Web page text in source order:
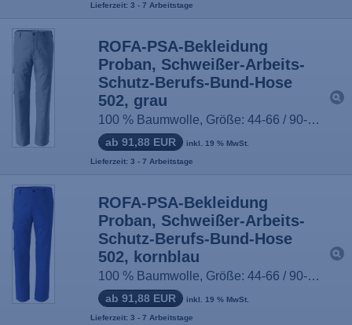
Lieferzeit: 3 - 7 Arbeitstage
ROFA-PSA-Bekleidung
Proban, Schweißer-Arbeits-
Schutz-Berufs-Bund-Hose
502, grau
100 % Baumwolle, Größe: 44-66 / 90-114
ab 91,88 EUR inkl. 19 % MwSt.
Lieferzeit: 3 - 7 Arbeitstage
ROFA-PSA-Bekleidung
Proban, Schweißer-Arbeits-
Schutz-Berufs-Bund-Hose
502, kornblau
100 % Baumwolle, Größe: 44-66 / 90-114
ab 91,88 EUR inkl. 19 % MwSt.
Lieferzeit: 3 - 7 Arbeitstage